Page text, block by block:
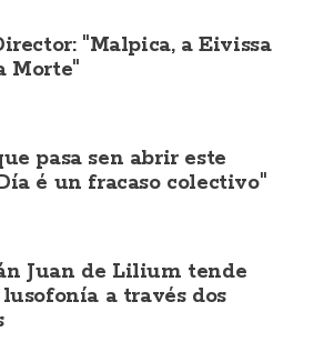
"Malpica, a Eivissa
Morte"
pasa sen abrir este
é un fracaso colectivo"
Juan de Lilium tende
a través dos